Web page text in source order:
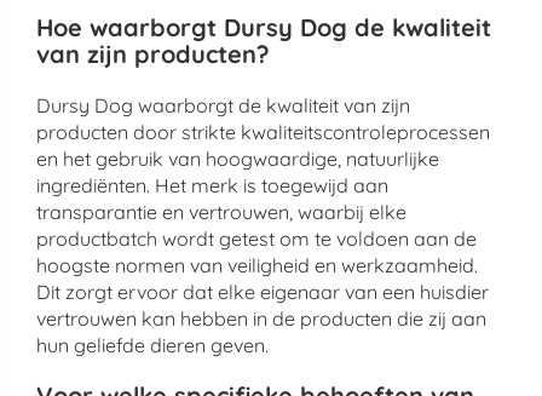
Hoe waarborgt Dursy Dog de kwaliteit
van zijn producten?
Dursy Dog waarborgt de kwaliteit van zijn
producten door strikte kwaliteitscontroleprocessen
en het gebruik van hoogwaardige, natuurlijke
ingrediënten. Het merk is toegewijd aan
transparantie en vertrouwen, waarbij elke
productbatch wordt getest om te voldoen aan de
hoogste normen van veiligheid en werkzaamheid.
Dit zorgt ervoor dat elke eigenaar van een huisdier
vertrouwen kan hebben in de producten die zij aan
hun geliefde dieren geven.